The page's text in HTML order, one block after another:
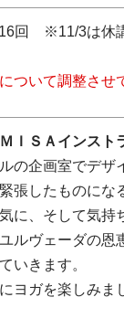
回 ※11/3は休
いて調整させ
ＩＳＡインスト
の企画室でデ
張したものに
に、そして気持
ルヴェーダの恩
いきます。
ヨガを楽しみま